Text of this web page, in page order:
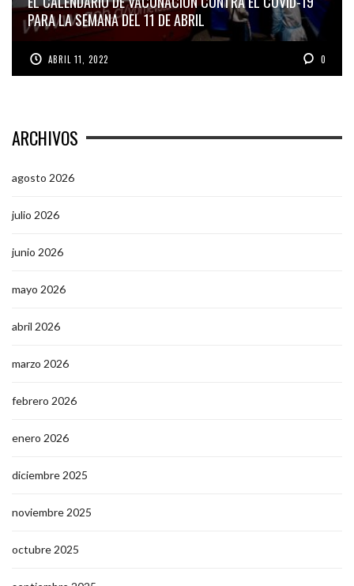
PARA LA SEMANA DEL 11 DE ABRIL
ABRIL 11, 2022 0
ARCHIVOS
agosto 2026
julio 2026
junio 2026
mayo 2026
abril 2026
marzo 2026
febrero 2026
enero 2026
diciembre 2025
noviembre 2025
octubre 2025